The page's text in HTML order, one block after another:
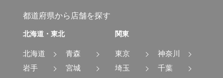
都道府県から店舗を探す
北海道・東北
北海道
青森
岩手
宮城
関東
東京
神奈川
埼玉
千葉